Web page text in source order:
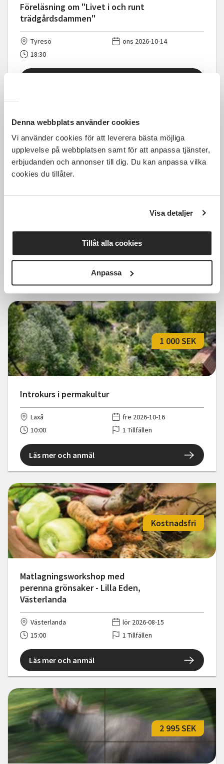
Denna webbplats använder cookies
Vi använder cookies för att leverera bästa möjliga
upplevelse på webbplatsen samt för att anpassa tjänster,
erbjudanden och annonser till dig. Du kan anpassa vilka
cookies du tillåter.
Visa detaljer
Tillåt alla cookies
Anpassa
Föreläsning om "Livet i och runt
trädgårdsdammen"
Tyresö
ons 2026-10-14
18:30
150 SEK
Distans
sön 2026-08-09
Läs mer och anmäl
Introkurs i permakultur
1 000 SEK
Laxå
fre 2026-10-16
10:00
1 Tillfällen
Läs mer och anmäl
Matlagningsworkshop med
perenna grönsaker - Lilla Eden,
Västerlanda
Kostnadsfri
Västerlanda
lör 2026-08-15
15:00
1 Tillfällen
Läs mer och anmäl
2 995 SEK